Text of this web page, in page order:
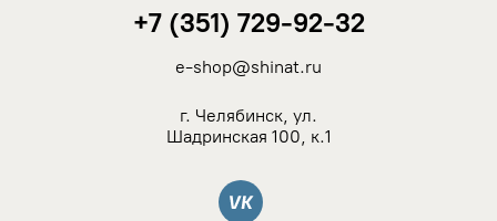
+7 (351) 729-92-32
e-shop@shinat.ru
г. Челябинск, ул.
Шадринская 100, к.1
Вконтакте